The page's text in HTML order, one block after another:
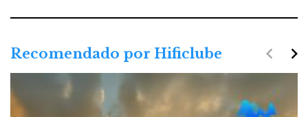
Recomendado por Hificlube navigate_next
navigate_before